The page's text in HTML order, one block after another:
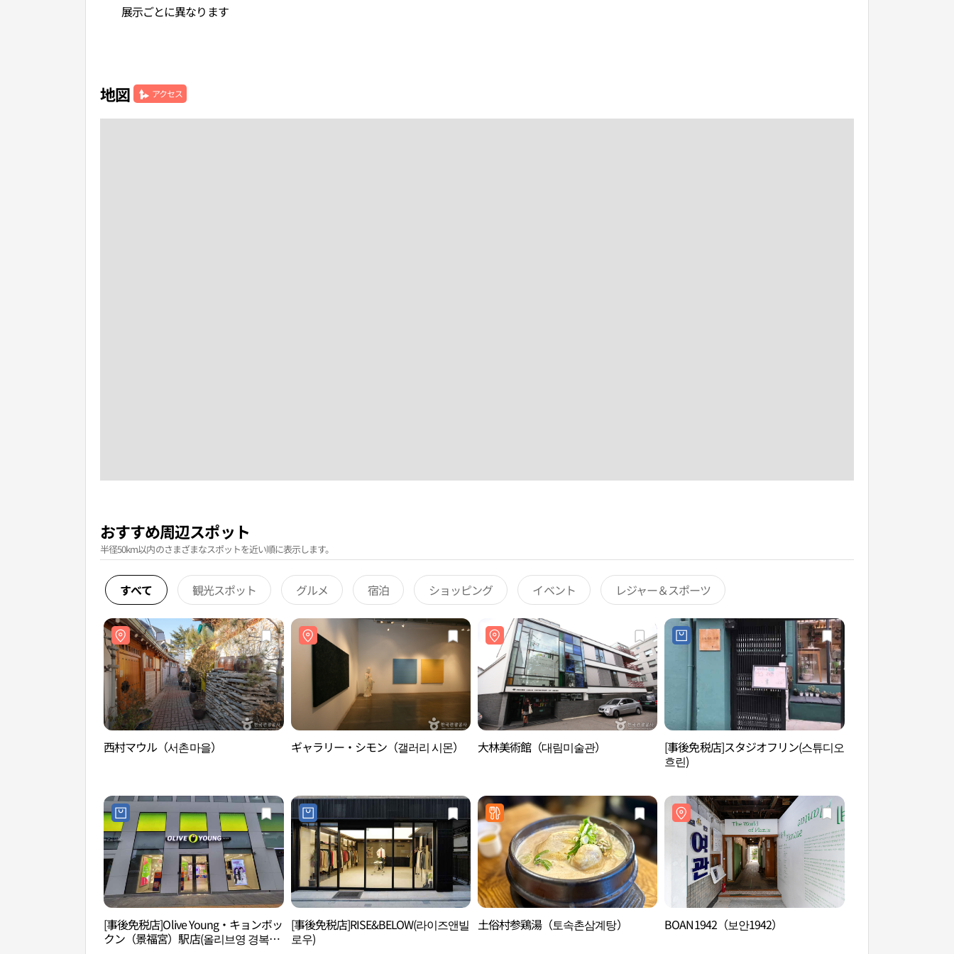
展示ごとに異なります
地図 アクセス
おすすめ周辺スポット
半径50km以内のさまざまなスポットを近い順に表示します。
すべて 観光スポット グルメ 宿泊 ショッピング イベント レジャー＆スポーツ
西村マウル（서촌마을） ギャラリー・シモン（갤러리 시몬） 大林美術館（대림미술관）
[事後免税店]スタジオフリン(스튜디오
흐린)
[事後免税店]Olive Young・キョンボッ
クン（景福宮）駅店(올리브영 경복궁
[事後免税店]RISE&BELOW(라이즈앤빌
로우)
土俗村参鶏湯（토속촌삼계탕） BOAN1942（보안1942）